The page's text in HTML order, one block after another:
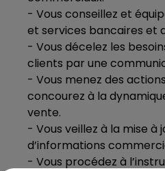
- Vous conseillez et
et services bancaires et
- Vous décelez les
clients par une
- Vous menez des
concourez à la
vente.
- Vous veillez à la mise à
d’informations
- Vous procédez à